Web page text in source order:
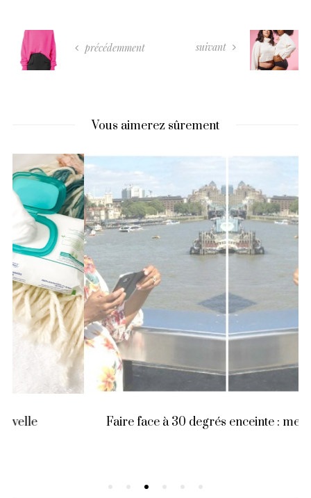
précédemment suivant
Vous aimerez sûrement
Faire face à 30 degrés enceinte : mes astuces